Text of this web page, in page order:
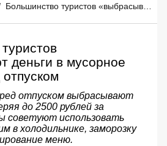
деньги в мусорное
отпуском выбрасывают
до 2500 рублей за
советуют использовать
в холодильнике, заморозку
меню.